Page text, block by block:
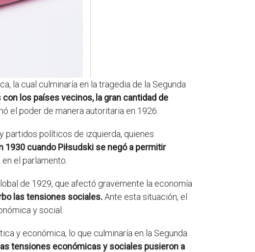
la cual culminaría en la tragedia de la Segunda
los países vecinos, la gran cantidad de
el poder de manera autoritaria en 1926.
partidos políticos de izquierda, quienes
cuando Piłsudski se negó a permitir
el parlamento.
de 1929, que afectó gravemente la economía
las tensiones sociales.Ante esta situación, el
y social.
y económica, lo que culminaría en la Segunda
tensiones económicas y sociales pusieron a